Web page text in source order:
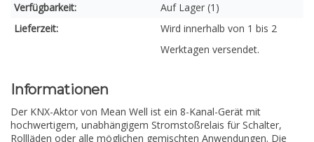
Verfügbarkeit:
Auf Lager (1)
Lieferzeit:
Wird innerhalb von 1 bis 2
Werktagen versendet.
Informationen
Der KNX-Aktor von Mean Well ist ein 8-Kanal-Gerät mit
hochwertigem, unabhängigem Stromstoßrelais für Schalter,
Rollläden oder alle möglichen gemischten Anwendungen. Die